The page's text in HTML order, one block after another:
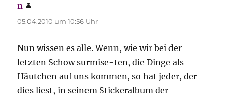
n
05.04.2010 um 10:56 Uhr
Nun wissen es alle. Wenn, wie wir bei der
letzten Schow surmise-ten, die Dinge als
Häutchen auf uns kommen, so hat jeder, der
dies liest, in seinem Stickeralbum der